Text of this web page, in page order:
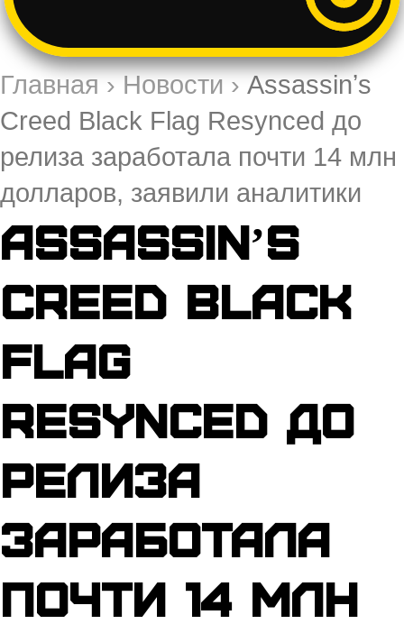
Главная › Новости › Assassinʼs
Creed Black Flag Resynced до
релиза заработала почти 14 млн
долларов, заявили аналитики
Assassinʼs
Creed Black
Flag
Resynced до
релиза
заработала
почти 14 млн